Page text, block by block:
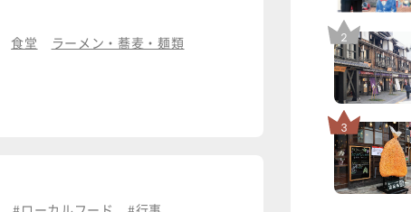
食堂 ラーメン・蕎麦・麺類